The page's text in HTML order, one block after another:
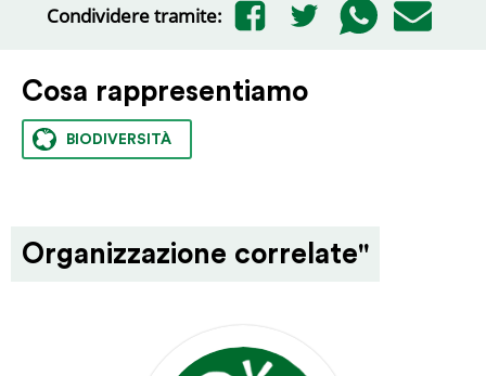
Condividere tramite:
Cosa rappresentiamo
BIODIVERSITÀ
Organizzazione correlate"